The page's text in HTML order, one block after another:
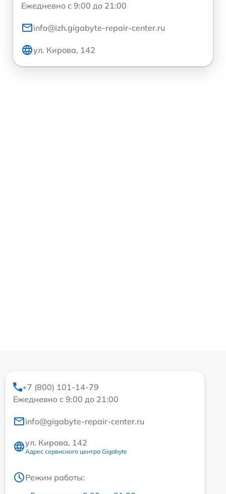
Ежедневно с 9:00 до 21:00
info@izh.gigabyte-repair-center.ru
ул. Кирова, 142
+7 (800) 101-14-79
Ежедневно с 9:00 до 21:00
info@gigabyte-repair-center.ru
ул. Кирова, 142
Адрес сервисного центра Gigabyte
Режим работы: